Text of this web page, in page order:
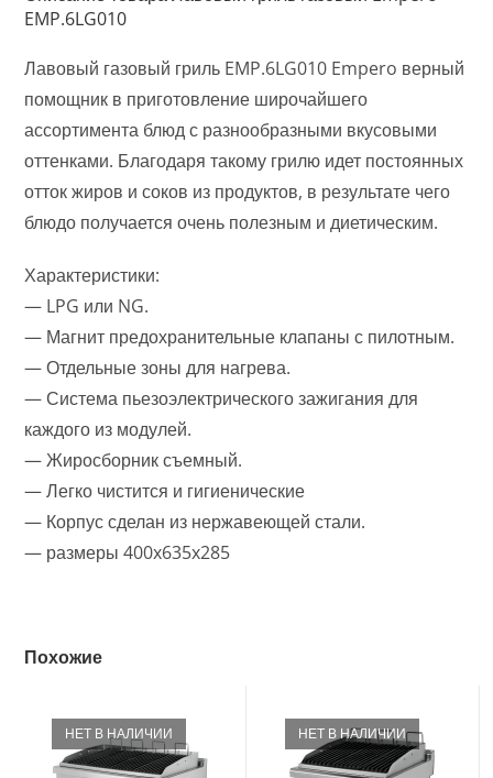
EMP.6LG010
Лавовый газовый гриль EMP.6LG010 Empero верный
помощник в приготовление широчайшего
ассортимента блюд с разнообразными вкусовыми
оттенками. Благодаря такому грилю идет постоянных
отток жиров и соков из продуктов, в результате чего
блюдо получается очень полезным и диетическим.
Характеристики:
— LPG или NG.
— Магнит предохранительные клапаны с пилотным.
— Отдельные зоны для нагрева.
— Система пьезоэлектрического зажигания для
каждого из модулей.
— Жиросборник съемный.
— Легко чистится и гигиенические
— Корпус сделан из нержавеющей стали.
— размеры 400x635x285
Похожие
НЕТ В НАЛИЧИИ НЕТ В НАЛИЧИИ